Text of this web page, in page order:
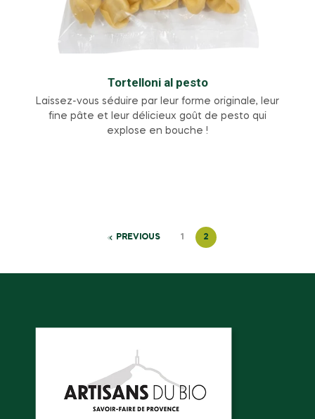
Tortelloni al pesto
Laissez-vous séduire par leur forme originale, leur
fine pâte et leur délicieux goût de pesto qui
explose en bouche !
PREVIOUS 1 2